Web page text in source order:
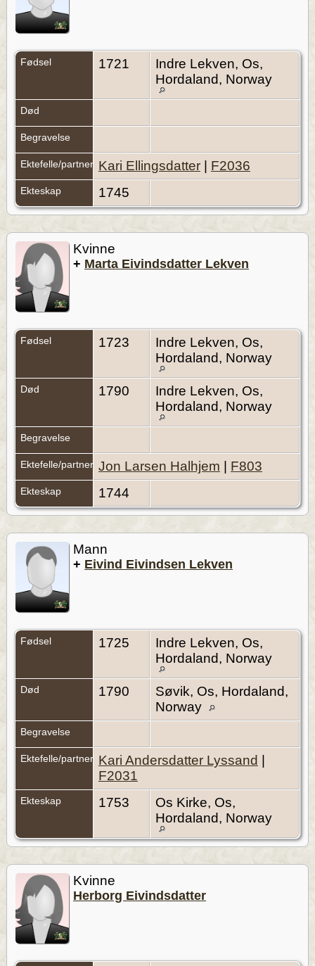
Fødsel 1721
Indre Lekven, Os,
Hordaland, Norway
Død
Begravelse
Ektefelle/partner Kari Ellingsdatter F2036
Ekteskap 1745
Kvinne
+ Marta Eivindsdatter Lekven
Fødsel 1723
Indre Lekven, Os,
Hordaland, Norway
Død 1790
Indre Lekven, Os,
Hordaland, Norway
Begravelse
Ektefelle/partner Jon Larsen Halhjem F803
Ekteskap 1744
Mann
+ Eivind Eivindsen Lekven
Fødsel 1725
Indre Lekven, Os,
Hordaland, Norway
Død 1790
Søvik, Os, Hordaland,
Norway
Begravelse
Ektefelle/partner Kari Andersdatter Lyssand
F2031
Ekteskap 1753
Os Kirke, Os,
Hordaland, Norway
Kvinne
Herborg Eivindsdatter